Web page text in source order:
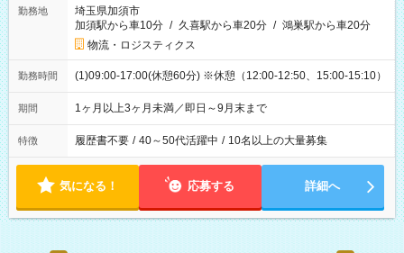
勤務地
埼玉県加須市
加須駅から車10分 / 久喜駅から車20分 / 鴻巣駅から車20分
物流・ロジスティクス
勤務時間 (1)09:00-17:00(休憩60分) ※休憩（12:00-12:50、15:00-15:10）
期間 1ヶ月以上3ヶ月未満／即日～9月末まで
特徴 履歴書不要 / 40～50代活躍中 / 10名以上の大量募集
気になる！ 応募する 詳細へ